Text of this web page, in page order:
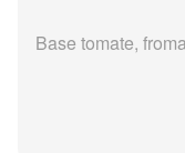
Base tomate,